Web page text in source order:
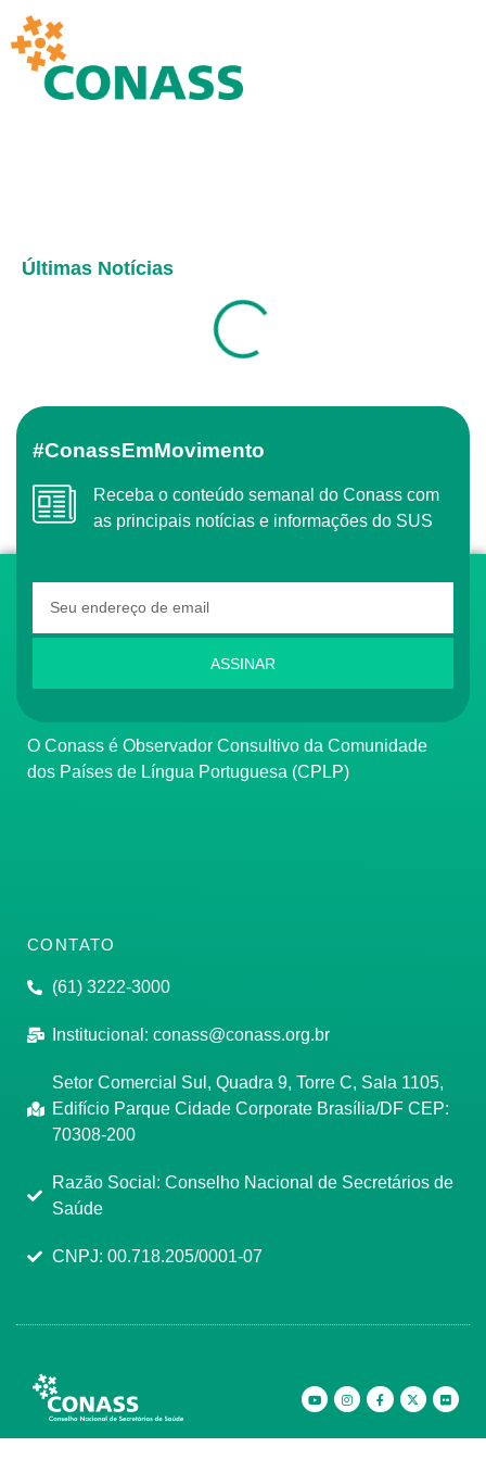
Últimas Notícias
#ConassEmMovimento
Receba o conteúdo semanal do Conass com
as principais notícias e informações do SUS
ASSINAR
O Conass é Observador Consultivo da Comunidade
dos Países de Língua Portuguesa (CPLP)
CONTATO
(61) 3222-3000
Institucional: conass@conass.org.br
Setor Comercial Sul, Quadra 9, Torre C, Sala 1105,
Edifício Parque Cidade Corporate Brasília/DF CEP:
70308-200
Razão Social: Conselho Nacional de Secretários de
Saúde
CNPJ: 00.718.205/0001-07